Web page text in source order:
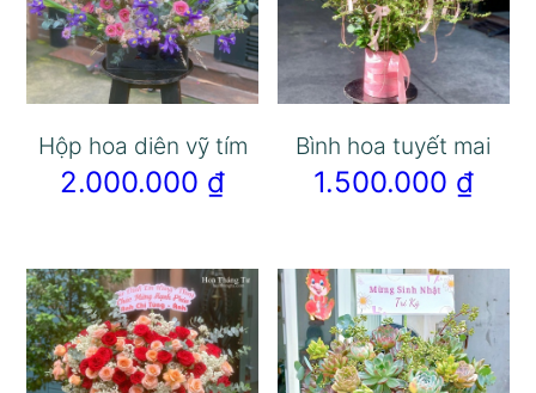
Hộp hoa diên vỹ tím
2.000.000 ₫
Bình hoa tuyết mai
1.500.000 ₫